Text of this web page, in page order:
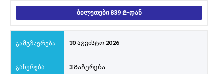
ᲑᲘᲚᲔᲗᲔᲑᲘ 839 -ᲓᲐᲜ
30 აგვისტო 2026
3 Გაჩერება